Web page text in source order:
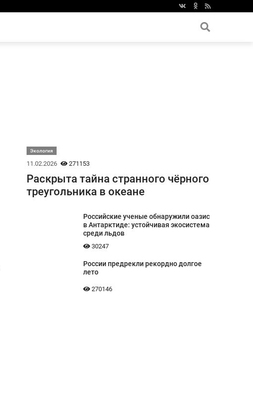
Экология
11.02.2026 271153
Раскрыта тайна странного чёрного
треугольника в океане
Российские ученые обнаружили оазис
в Антарктиде: устойчивая экосистема
среди льдов
30247
России предрекли рекордно долгое
лето
270146